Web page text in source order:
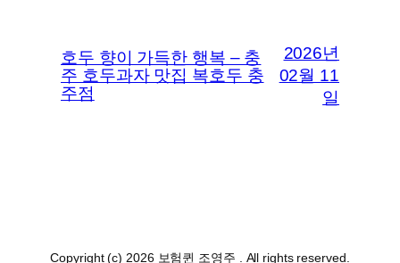
호두 향이 가득한 행복 – 충
주 호두과자 맛집 복호두 충
주점
2026년
02월 11
일
Copyright (c) 2026 보험퀸 조영주 . All rights reserved.